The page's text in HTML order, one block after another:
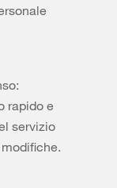
rapido e
servizio